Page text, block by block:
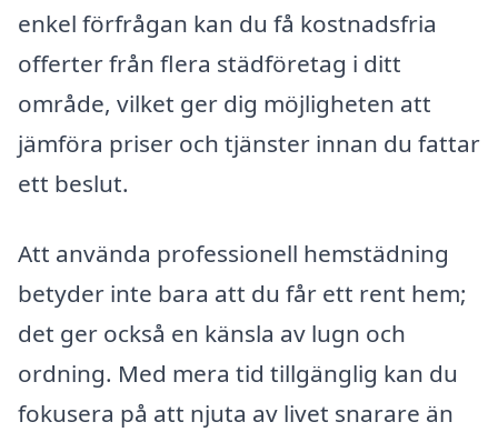
enkel förfrågan kan du få kostnadsfria
offerter från flera städföretag i ditt
område, vilket ger dig möjligheten att
jämföra priser och tjänster innan du fattar
ett beslut.
Att använda professionell hemstädning
betyder inte bara att du får ett rent hem;
det ger också en känsla av lugn och
ordning. Med mera tid tillgänglig kan du
fokusera på att njuta av livet snarare än